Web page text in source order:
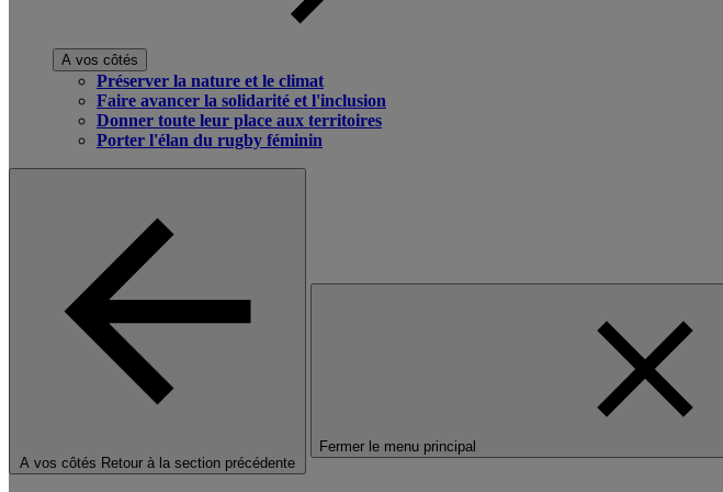
A vos côtés
Préserver la nature et le climat
Faire avancer la solidarité et l'inclusion
Donner toute leur place aux territoires
Porter l'élan du rugby féminin
A vos côtés Retour à la section précédente
Fermer le menu principal